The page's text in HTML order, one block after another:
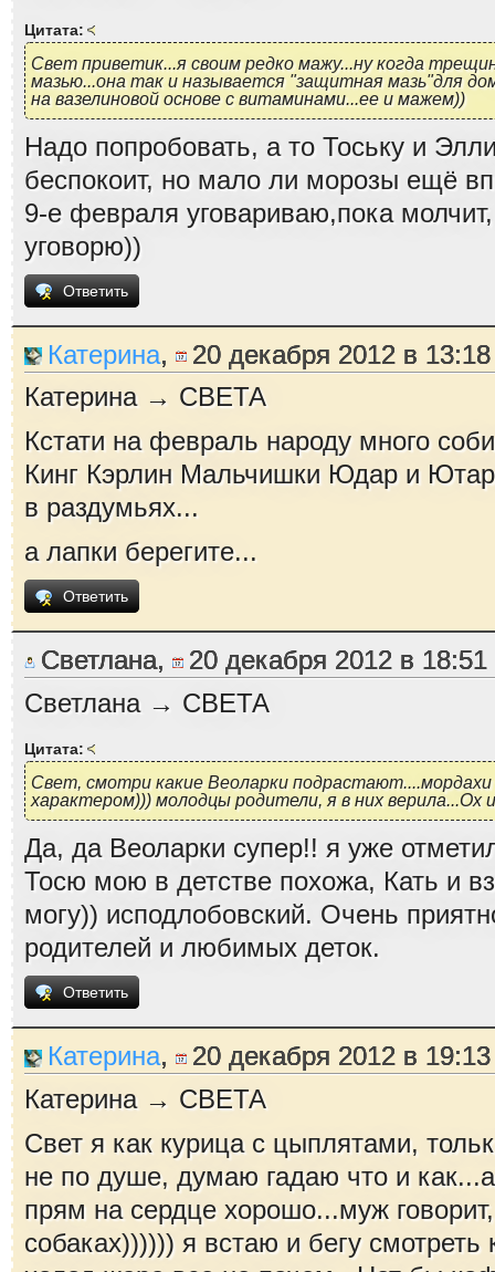
Цитата:
Свет приветик...я своим редко мажу...ну когда
мазью...она так и называется "защитная мазь"для
на вазелиновой основе с витаминами...ее и мажем))
Надо попробовать, а то Тоську и
беспокоит, но мало ли морозы ещё
9-е февраля уговариваю,пока
уговорю))
Ответить
Катерина,
20 декабря 2012 в 13:18
Катерина → СВЕТА
Кстати на февраль народу много
Кинг Кэрлин Мальчишки Юдар и
в раздумьях...
а лапки берегите...
Ответить
Светлана,
20 декабря 2012 в 18:51
Светлана → СВЕТА
Цитата:
Свет, смотри какие Веоларки
характером))) молодцы родители, я в них верила...Ох
Да, да Веоларки супер!! я уже
Тосю мою в детстве похожа, Кать и
могу)) исподлобовский. Очень
родителей и любимых деток.
Ответить
Катерина,
20 декабря 2012 в 19:13
Катерина → СВЕТА
Свет я как курица с цыплятами,
не по душе, думаю гадаю что и
прям на сердце хорошо...муж
собаках)))))) я встаю и бегу смотреть